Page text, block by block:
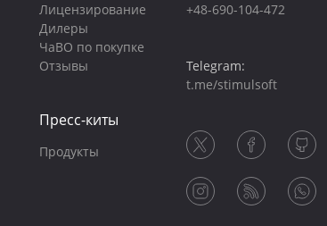
Лицензирование
Дилеры
ЧаВО по покупке
Отзывы
Пресс-киты
Продукты
+48-690-104-472
Telegram:
t.me/stimulsoft